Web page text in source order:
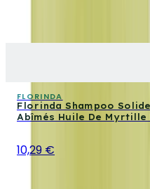
FLORINDA
Florinda Shampoo
Abîmés Huile De Myrtille
10,29 €